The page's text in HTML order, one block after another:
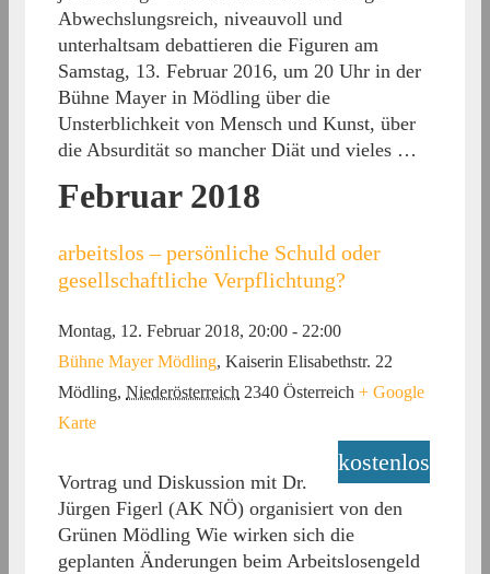
Abwechslungsreich, niveauvoll und
unterhaltsam debattieren die Figuren am
Samstag, 13. Februar 2016, um 20 Uhr in der
Bühne Mayer in Mödling über die
Unsterblichkeit von Mensch und Kunst, über
die Absurdität so mancher Diät und vieles …
Februar 2018
arbeitslos – persönliche Schuld oder
gesellschaftliche Verpflichtung?
Montag, 12. Februar 2018, 20:00 - 22:00
Bühne Mayer Mödling, Kaiserin Elisabethstr. 22
Mödling, Niederösterreich 2340 Österreich + Google
Karte
kostenlos
Vortrag und Diskussion mit Dr.
Jürgen Figerl (AK NÖ) organisiert von den
Grünen Mödling Wie wirken sich die
geplanten Änderungen beim Arbeitslosengeld